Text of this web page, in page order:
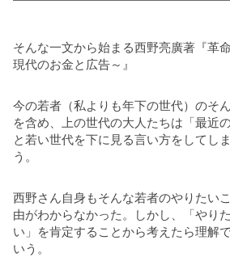
そんな一文から始まる西野亮廣著『革
現代のお金と広告～』
今の若者（私よりも年下の世代）のそ
を含め、上の世代の大人たちは「最近
と若い世代を下に見る言い方をしてし
う。
西野さん自身もそんな若者のやりたい
由がわからなかった。しかし、「やり
い」を肯定することから考えたら理解
いう。